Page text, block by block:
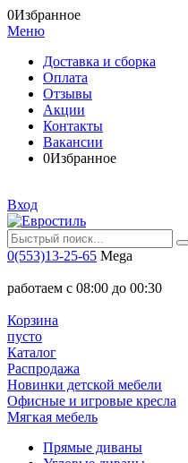
0Избранное
Меню
Доставка и сборка
Оплата
Отзывы
Акции
Контакты
Вакансии
0Избранное
Вход
0(553)13-25-65 Mega
работаем с 08:00 до 00:30
Корзина
пусто
Каталог
Распродажа
Новинки детской мебели
Офисные и игровые кресла
Мягкая мебель
Прямые диваны